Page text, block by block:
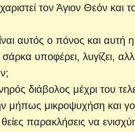
τον Άγιον Θεόν και
αυτός ο πόνος και
υποφέρει, λυγίζει,
διάβολος μέχρι του
μήπως μικροψυχήση και
παρακλήσεις να